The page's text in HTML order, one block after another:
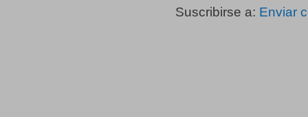
Suscribirse a: Enviar